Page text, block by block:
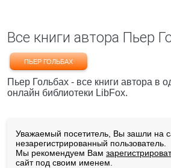
Все книги автора Пьер
ПЬЕР ГОЛЬБАХ
Пьер Гольбах - все книги автора в
онлайн библиотеки LibFox.
Уважаемый посетитель, Вы зашли на
незарегистрированный пользователь.
Мы рекомендуем Вам
сайт под своим именем.